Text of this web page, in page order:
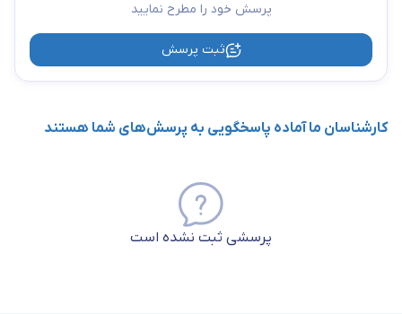
پرسش خود را مطرح نمایید
ثبت پرسش
کارشناسان ما آماده پاسخگویی به پرسش‌های شما هستند
پرسشی ثبت نشده است